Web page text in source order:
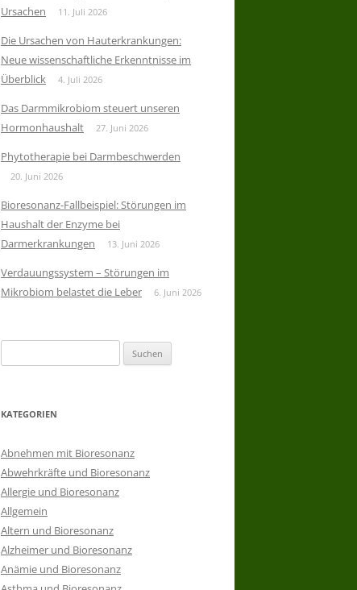
Ursachen
11. Juli 2026
Die Ursachen von Hauterkrankungen:
Neue wissenschaftliche Erkenntnisse im
Überblick
4. Juli 2026
Das Darmmikrobiom steuert unseren
Hormonhaushalt
27. Juni 2026
Phytotherapie bei Darmbeschwerden
20. Juni 2026
Bioresonanz-Fallbeispiel: Störungen im
Haushalt der Enzyme bei
Darmerkrankungen
13. Juni 2026
Verdauungssystem – Störungen im
Mikrobiom belastet die Leber
6. Juni 2026
nach:
KATEGORIEN
Abnehmen mit Bioresonanz
Abwehrkräfte und Bioresonanz
Allergie und Bioresonanz
Allgemein
Altern und Bioresonanz
Alzheimer und Bioresonanz
Anämie und Bioresonanz